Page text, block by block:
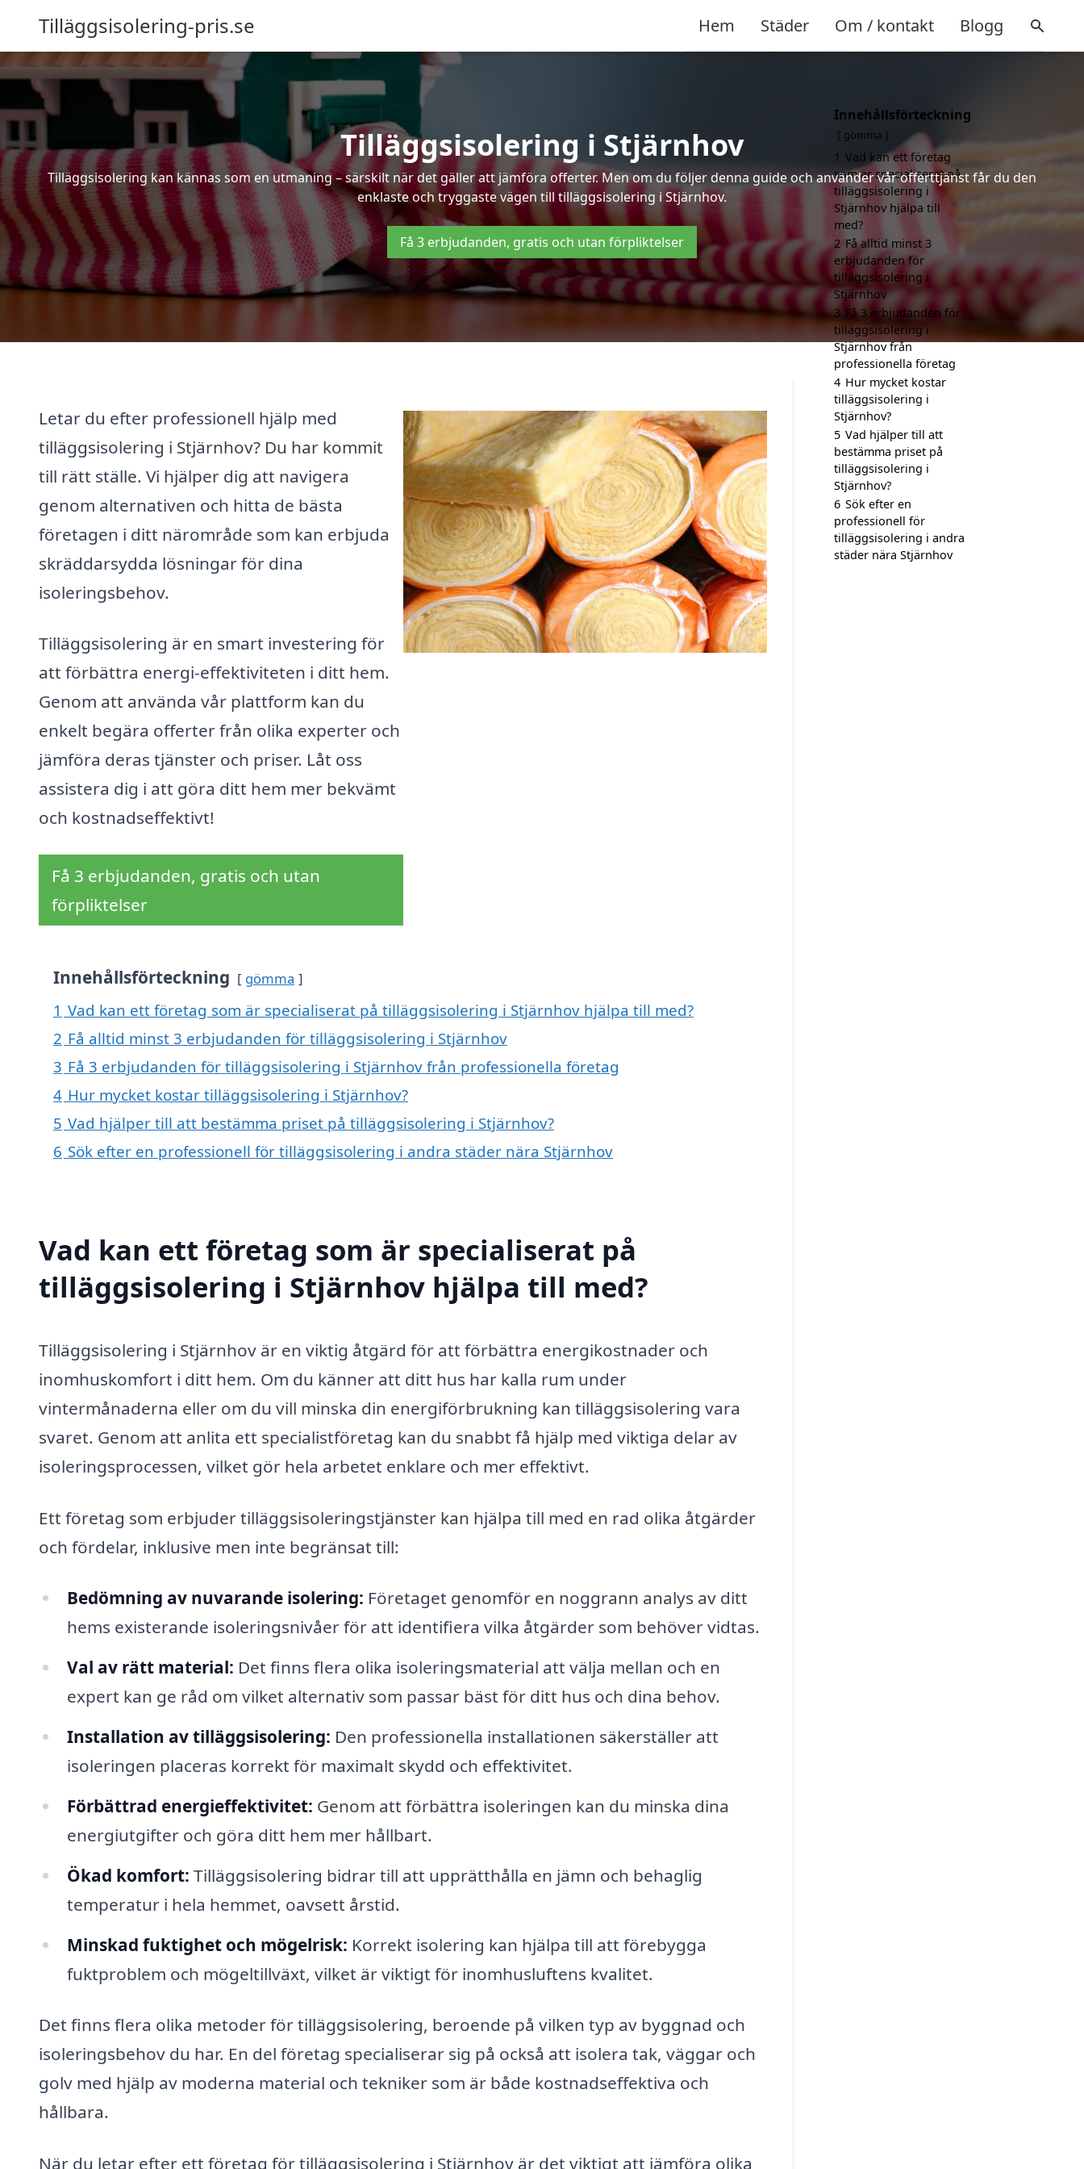
Tilläggsisolering-pris.se Hem Städer Om / kontakt Blogg
Tilläggsisolering i Stjärnhov
Tilläggsisolering kan kännas som en utmaning – särskilt när det gäller att jämföra offerter. Men om du följer denna guide och använder vår offerttjänst får du den
enklaste och tryggaste vägen till tilläggsisolering i Stjärnhov.
Få 3 erbjudanden, gratis och utan förpliktelser
Letar du efter professionell hjälp med
tilläggsisolering i Stjärnhov? Du har kommit
till rätt ställe. Vi hjälper dig att navigera
genom alternativen och hitta de bästa
företagen i ditt närområde som kan erbjuda
skräddarsydda lösningar för dina
isoleringsbehov.
Tilläggsisolering är en smart investering för
att förbättra energi-effektiviteten i ditt hem.
Genom att använda vår plattform kan du
enkelt begära offerter från olika experter och
jämföra deras tjänster och priser. Låt oss
assistera dig i att göra ditt hem mer bekvämt
och kostnadseffektivt!
Få 3 erbjudanden, gratis och utan
förpliktelser
Innehållsförteckning gömma
1 Vad kan ett företag som är specialiserat på tilläggsisolering i Stjärnhov hjälpa till med?
2 Få alltid minst 3 erbjudanden för tilläggsisolering i Stjärnhov
3 Få 3 erbjudanden för tilläggsisolering i Stjärnhov från professionella företag
4 Hur mycket kostar tilläggsisolering i Stjärnhov?
5 Vad hjälper till att bestämma priset på tilläggsisolering i Stjärnhov?
6 Sök efter en professionell för tilläggsisolering i andra städer nära Stjärnhov
Vad kan ett företag som är specialiserat på
tilläggsisolering i Stjärnhov hjälpa till med?
Tilläggsisolering i Stjärnhov är en viktig åtgärd för att förbättra energikostnader och
inomhuskomfort i ditt hem. Om du känner att ditt hus har kalla rum under
vintermånaderna eller om du vill minska din energiförbrukning kan tilläggsisolering vara
svaret. Genom att anlita ett specialistföretag kan du snabbt få hjälp med viktiga delar av
isoleringsprocessen, vilket gör hela arbetet enklare och mer effektivt.
Ett företag som erbjuder tilläggsisoleringstjänster kan hjälpa till med en rad olika åtgärder
och fördelar, inklusive men inte begränsat till:
Bedömning av nuvarande isolering: Företaget genomför en noggrann analys av ditt
hems existerande isoleringsnivåer för att identifiera vilka åtgärder som behöver vidtas.
Val av rätt material: Det finns flera olika isoleringsmaterial att välja mellan och en
expert kan ge råd om vilket alternativ som passar bäst för ditt hus och dina behov.
Installation av tilläggsisolering: Den professionella installationen säkerställer att
isoleringen placeras korrekt för maximalt skydd och effektivitet.
Förbättrad energieffektivitet: Genom att förbättra isoleringen kan du minska dina
energiutgifter och göra ditt hem mer hållbart.
Ökad komfort: Tilläggsisolering bidrar till att upprätthålla en jämn och behaglig
temperatur i hela hemmet, oavsett årstid.
Minskad fuktighet och mögelrisk: Korrekt isolering kan hjälpa till att förebygga
fuktproblem och mögeltillväxt, vilket är viktigt för inomhusluftens kvalitet.
Det finns flera olika metoder för tilläggsisolering, beroende på vilken typ av byggnad och
isoleringsbehov du har. En del företag specialiserar sig på också att isolera tak, väggar och
golv med hjälp av moderna material och tekniker som är både kostnadseffektiva och
hållbara.
När du letar efter ett företag för tilläggsisolering i Stjärnhov är det viktigt att jämföra olika
Innehållsförteckning
gömma
1 Vad kan ett företag
som är specialiserat på
tilläggsisolering i
Stjärnhov hjälpa till
med?
2 Få alltid minst 3
erbjudanden för
tilläggsisolering i
Stjärnhov
3 Få 3 erbjudanden för
tilläggsisolering i
Stjärnhov från
professionella företag
4 Hur mycket kostar
tilläggsisolering i
Stjärnhov?
5 Vad hjälper till att
bestämma priset på
tilläggsisolering i
Stjärnhov?
6 Sök efter en
professionell för
tilläggsisolering i andra
städer nära Stjärnhov